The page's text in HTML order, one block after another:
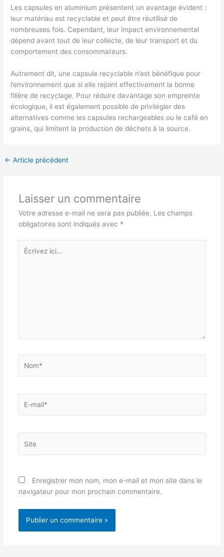
Les capsules en aluminium présentent un avantage évident :
leur matériau est recyclable et peut être réutilisé de
nombreuses fois. Cependant, leur impact environnemental
dépend avant tout de leur collecte, de leur transport et du
comportement des consommateurs.
Autrement dit, une capsule recyclable n’est bénéfique pour
l’environnement que si elle rejoint effectivement la bonne
filière de recyclage. Pour réduire davantage son empreinte
écologique, il est également possible de privilégier des
alternatives comme les capsules rechargeables ou le café en
grains, qui limitent la production de déchets à la source.
← Article précédent
Laisser un commentaire
Votre adresse e-mail ne sera pas publiée. Les champs
obligatoires sont indiqués avec *
Écrivez
ici…
mail*
Enregistrer mon nom, mon e-mail et mon site dans le
navigateur pour mon prochain commentaire.